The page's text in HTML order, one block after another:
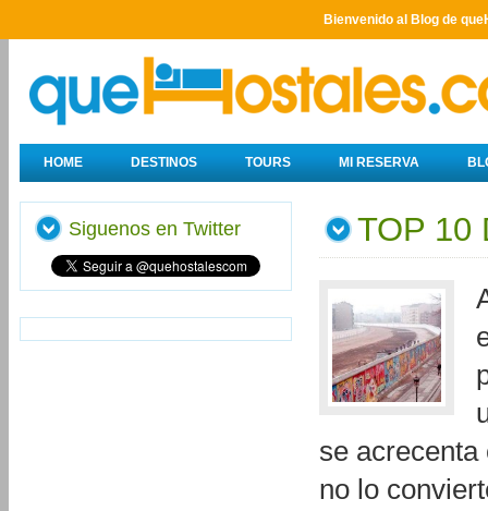
Bienvenido al Blog de
HOME DESTINOS TOURS MI RESERVA
TOP 10
se
no lo
Siguenos en Twitter